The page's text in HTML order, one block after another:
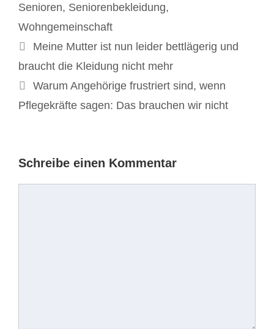
Senioren, Seniorenbekleidung,
Wohngemeinschaft
Beitrags-
Navigation
Meine Mutter ist nun leider bettlägerig und
braucht die Kleidung nicht mehr
Warum Angehörige frustriert sind, wenn
Pflegekräfte sagen: Das brauchen wir nicht
Schreibe einen Kommentar